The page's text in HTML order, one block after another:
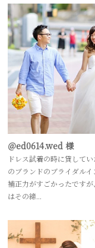
＠ed0614.wed 様
ドレス試着の時に貸して
のブランドのブライダルイ
補正力がすごかったです
はその締...